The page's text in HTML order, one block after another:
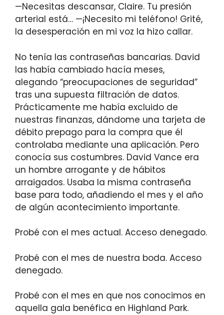
—Necesitas descansar, Claire. Tu presión
arterial está… —¡Necesito mi teléfono! Grité,
la desesperación en mi voz la hizo callar.
No tenía las contraseñas bancarias. David
las había cambiado hacía meses,
alegando “preocupaciones de seguridad”
tras una supuesta filtración de datos.
Prácticamente me había excluido de
nuestras finanzas, dándome una tarjeta de
débito prepago para la compra que él
controlaba mediante una aplicación. Pero
conocía sus costumbres. David Vance era
un hombre arrogante y de hábitos
arraigados. Usaba la misma contraseña
base para todo, añadiendo el mes y el año
de algún acontecimiento importante.
Probé con el mes actual. Acceso denegado.
Probé con el mes de nuestra boda. Acceso
denegado.
Probé con el mes en que nos conocimos en
aquella gala benéfica en Highland Park.